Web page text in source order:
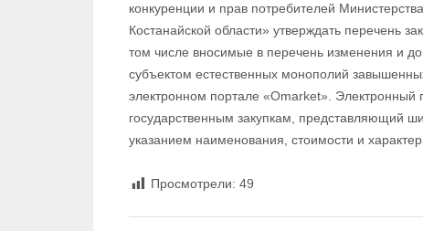
конкуренции и прав потребителей
Костанайской области» утверждать перечень
том числе вносимые в перечень изменения и
субъектом естественных монополий
электронном портале «Omarket».
государственным закупкам, представляющий
указанием наименования, стоимости и
Просмотрели: 49